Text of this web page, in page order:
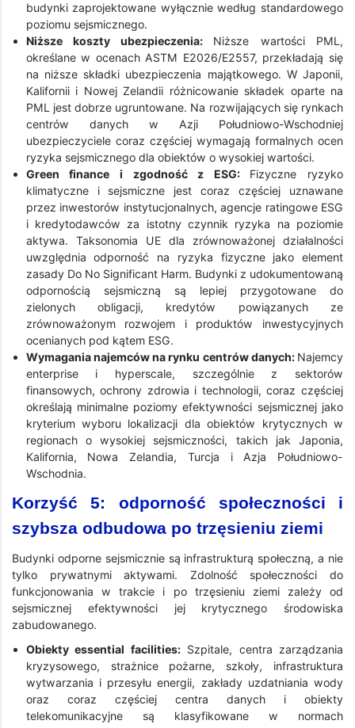
budynki zaprojektowane wyłącznie według standardowego
poziomu sejsmicznego.
Niższe koszty ubezpieczenia: Niższe wartości PML,
określane w ocenach ASTM E2026/E2557, przekładają się
na niższe składki ubezpieczenia majątkowego. W Japonii,
Kalifornii i Nowej Zelandii różnicowanie składek oparte na
PML jest dobrze ugruntowane. Na rozwijających się rynkach
centrów danych w Azji Południowo-Wschodniej
ubezpieczyciele coraz częściej wymagają formalnych ocen
ryzyka sejsmicznego dla obiektów o wysokiej wartości.
Green finance i zgodność z ESG: Fizyczne ryzyko
klimatyczne i sejsmiczne jest coraz częściej uznawane
przez inwestorów instytucjonalnych, agencje ratingowe ESG
i kredytodawców za istotny czynnik ryzyka na poziomie
aktywa. Taksonomia UE dla zrównoważonej działalności
uwzględnia odporność na ryzyka fizyczne jako element
zasady Do No Significant Harm. Budynki z udokumentowaną
odpornością sejsmiczną są lepiej przygotowane do
zielonych obligacji, kredytów powiązanych ze
zrównoważonym rozwojem i produktów inwestycyjnych
ocenianych pod kątem ESG.
Wymagania najemców na rynku centrów danych: Najemcy
enterprise i hyperscale, szczególnie z sektorów
finansowych, ochrony zdrowia i technologii, coraz częściej
określają minimalne poziomy efektywności sejsmicznej jako
kryterium wyboru lokalizacji dla obiektów krytycznych w
regionach o wysokiej sejsmiczności, takich jak Japonia,
Kalifornia, Nowa Zelandia, Turcja i Azja Południowo-
Wschodnia.
Korzyść 5: odporność społeczności i
szybsza odbudowa po trzęsieniu ziemi
Budynki odporne sejsmicznie są infrastrukturą społeczną, a nie
tylko prywatnymi aktywami. Zdolność społeczności do
funkcjonowania w trakcie i po trzęsieniu ziemi zależy od
sejsmicznej efektywności jej krytycznego środowiska
zabudowanego.
Obiekty essential facilities:Szpitale, centra zarządzania
kryzysowego, strażnice pożarne, szkoły, infrastruktura
wytwarzania i przesyłu energii, zakłady uzdatniania wody
oraz coraz częściej centra danych i obiekty
telekomunikacyjne są klasyfikowane w normach